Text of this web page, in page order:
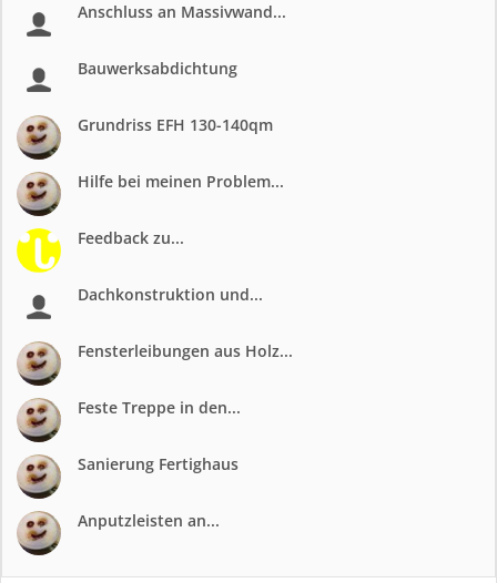
Anschluss an Massivwand...
Bauwerksabdichtung
Grundriss EFH 130-140qm
Hilfe bei meinen Problem...
Feedback zu...
Dachkonstruktion und...
Fensterleibungen aus Holz...
Feste Treppe in den...
Sanierung Fertighaus
Anputzleisten an...